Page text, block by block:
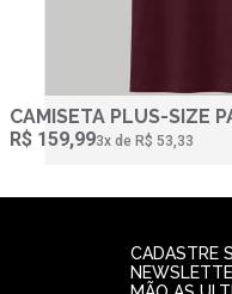
CAMISETA PLUS-SIZE
R$ 159,993‌x de R$ 53,33
CADASTRE